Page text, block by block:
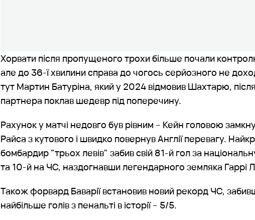
Хорвати після пропущеного трохи більше почали
але до 36-ї хвилини справа до чогось серйозного не
тут Мартин Батуріна, який у 2024 відмовив Шахтарю,
партнера поклав шедевр під поперечину.
Рахунок у матчі недовго був рівним – Кейн головою
Райса з кутового і швидко повернув Англії перевагу.
бомбардир "трьох левів" забив свій 81-й гол за
та 10-й на ЧС, наздогнавши легендарного земляка Гаррі
Також форвард Баварії встановив новий рекорд ЧС,
найбільше голів з пенальті в історії – 5/5.